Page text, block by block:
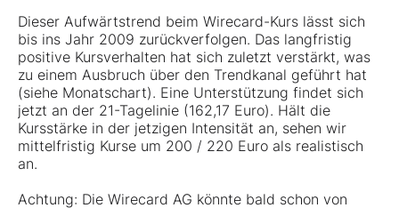
Dieser Aufwärtstrend beim Wirecard-Kurs lässt sich
bis ins Jahr 2009 zurückverfolgen. Das langfristig
positive Kursverhalten hat sich zuletzt verstärkt, was
zu einem Ausbruch über den Trendkanal geführt hat
(siehe Monatschart). Eine Unterstützung findet sich
jetzt an der 21-Tagelinie (162,17 Euro). Hält die
Kursstärke in der jetzigen Intensität an, sehen wir
mittelfristig Kurse um 200 / 220 Euro als realistisch
an.
Achtung: Die Wirecard AG könnte bald schon von